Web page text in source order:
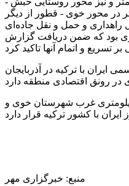
به طول ۵ کیلومتر در محور خوی - قطور از دیگر
راهداری و حمل و نقل جاده‌ای
بود که ضمن دریافت گزارش
با ترکیه در آذربایجان
مرزی رازی در فاصله ۷۵ کیلومتری غرب شهرستان خوی و
منبع: خبرگزاری مهر